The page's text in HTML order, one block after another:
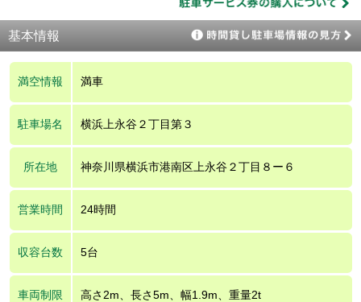
基本情報
満空情報 満車
駐車場名 横浜上永谷２丁目第３
所在地 神奈川県横浜市港南区上永谷２丁目８ー６
営業時間 24時間
収容台数 5台
車両制限 高さ2m、長さ5m、幅1.9m、重量2t